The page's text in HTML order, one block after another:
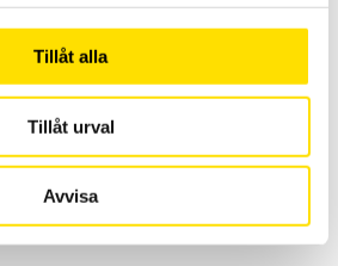
Tillåt alla
Tillåt urval
Avvisa
avläsningsenhet för NCTE
momentgivare.